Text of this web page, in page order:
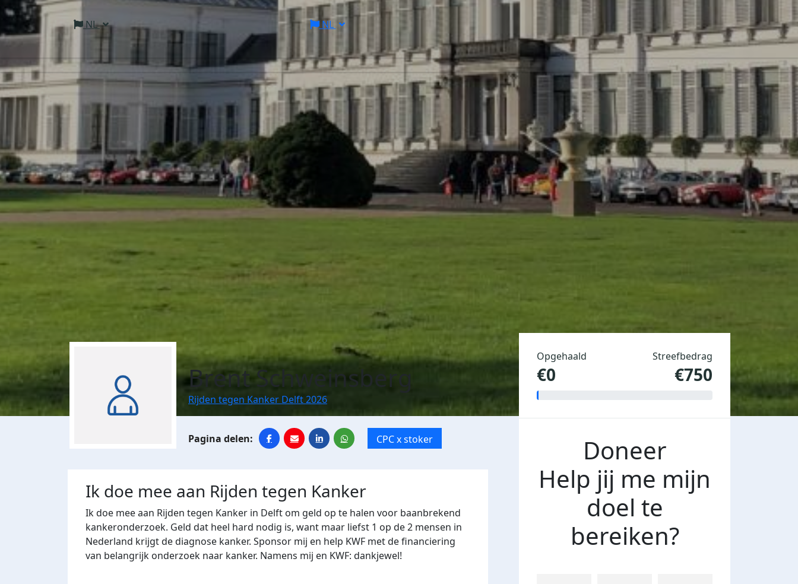
NL NL
Brent Schweinsberg
Rijden tegen Kanker Delft 2026
CPC x stoker
Ik doe mee aan Rijden tegen Kanker
Ik doe mee aan Rijden tegen Kanker in Delft om geld op te halen voor baanbrekend
kankeronderzoek. Geld dat heel hard nodig is, want maar liefst 1 op de 2 mensen in
Nederland krijgt de diagnose kanker. Sponsor mij en help KWF met de financiering
van belangrijk onderzoek naar kanker. Namens mij en KWF: dankjewel!
Opgehaald
€0
Streefbedrag
€750
Doneer
Help jij me mijn
doel te
bereiken?